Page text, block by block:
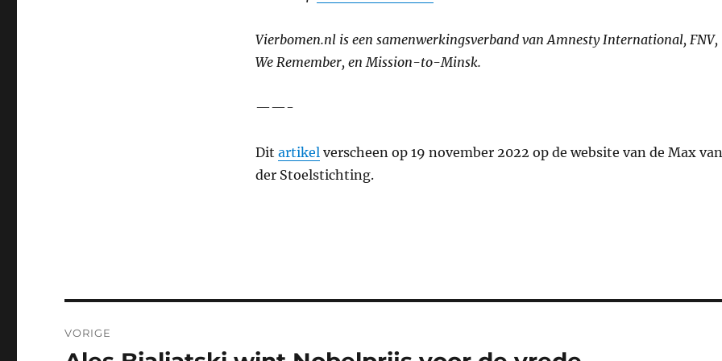
Vierbomen.nl is een samenwerkingsverband van Amnesty International, FNV,
We Remember, en Mission-to-Minsk.
——-
Dit artikelverscheen op 19 november 2022 op de website van de Max van
der Stoelstichting.
navigatie
VORIGE
Vorig